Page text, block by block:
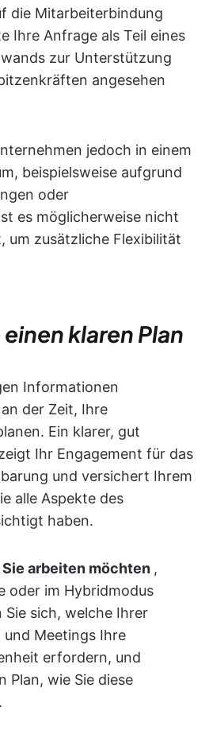
die Mitarbeiterbindung
Ihre Anfrage als Teil eines
zur Unterstützung
angesehen
jedoch in einem
beispielsweise aufgrund
oder
es möglicherweise nicht
um zusätzliche Flexibilität
klaren Plan
Informationen
der Zeit, Ihre
Ein klarer, gut
Ihr Engagement für das
und versichert Ihrem
alle Aspekte des
haben.
arbeiten möchten ,
oder im Hybridmodus
Sie sich, welche Ihrer
Meetings Ihre
erfordern, und
Plan, wie Sie diese